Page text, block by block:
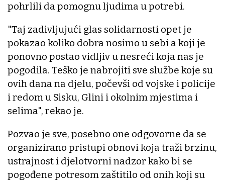
pohrlili da pomognu ljudima u potrebi.
"Taj zadivljujući glas solidarnosti opet je
pokazao koliko dobra nosimo u sebi a koji je
ponovno postao vidljiv u nesreći koja nas je
pogodila. Teško je nabrojiti sve službe koje su
ovih dana na djelu, počevši od vojske i policije
i redom u Sisku, Glini i okolnim mjestima i
selima", rekao je.
Pozvao je sve, posebno one odgovorne da se
organizirano pristupi obnovi koja traži brzinu,
ustrajnost i djelotvorni nadzor kako bi se
pogođene potresom zaštitilo od onih koji su